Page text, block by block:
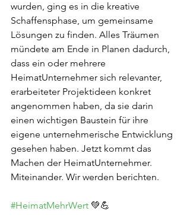
wurden, ging es in die kreative
Schaffensphase, um gemeinsame
Lösungen zu finden. Alles Träumen
mündete am Ende in Planen dadurch,
dass ein oder mehrere
HeimatUnternehmer sich relevanter,
erarbeiteter Projektideen konkret
angenommen haben, da sie darin
einen wichtigen Baustein für ihre
eigene unternehmerische Entwicklung
gesehen haben. Jetzt kommt das
Machen der HeimatUnternehmer.
Miteinander. Wir werden berichten.
#HeimatMehrWert 💚💪